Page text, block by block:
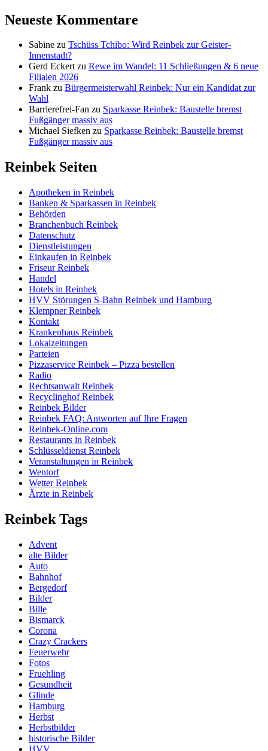
Neueste Kommentare
Sabine zu Tschüss Tchibo: Wird Reinbek zur Geister-
Innenstadt?
Gerd Eckertzu Rewe im Wandel: 11 Schließungen & 6 neue
Filialen 2026
Frank zu Bürgermeisterwahl Reinbek: Nur ein Kandidat zur
Wahl
Barrierefrei-Fan zu Sparkasse Reinbek: Baustelle bremst
Fußgänger massiv aus
Michael Siefken zu Sparkasse Reinbek: Baustelle bremst
Fußgänger massiv aus
Reinbek Seiten
Apotheken in Reinbek
Banken & Sparkassen in Reinbek
Behörden
Branchenbuch Reinbek
Datenschutz
Dienstleistungen
Einkaufen in Reinbek
Friseur Reinbek
Handel
Hotels in Reinbek
HVV Störungen S-Bahn Reinbek und Hamburg
Klempner Reinbek
Kontakt
Krankenhaus Reinbek
Lokalzeitungen
Parteien
Pizzaservice Reinbek – Pizza bestellen
Radio
Rechtsanwalt Reinbek
Recyclinghof Reinbek
Reinbek Bilder
Reinbek FAQ: Antworten auf Ihre Fragen
Reinbek-Online.com
Restaurants in Reinbek
Schlüsseldienst Reinbek
Veranstaltungen in Reinbek
Wentorf
Wetter Reinbek
Ärzte in Reinbek
Reinbek Tags
Advent
alte Bilder
Auto
Bahnhof
Bergedorf
Bilder
Bille
Bismarck
Corona
Crazy Crackers
Feuerwehr
Fotos
Fruehling
Gesundheit
Glinde
Hamburg
Herbst
Herbstbilder
historische Bilder
HVV